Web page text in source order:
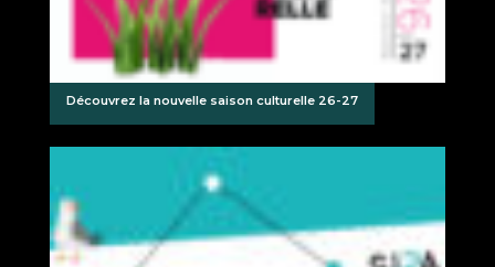
Découvrez la nouvelle saison culturelle 26-27